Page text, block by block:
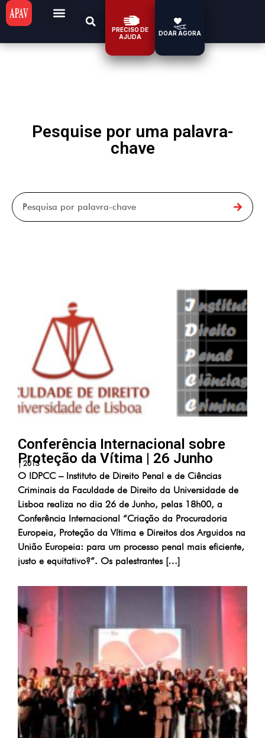
PRECISO DE
AJUDA
DOAR AGORA
Pesquise por uma palavra-
chave
Conferência Internacional sobre
Proteção da Vítima | 26 Junho
| 2013
O IDPCC – Instituto de Direito Penal e de Ciências
Criminais da Faculdade de Direito da Universidade de
Lisboa realiza no dia 26 de Junho, pelas 18h00, a
Conferência Internacional “Criação da Procuradoria
Europeia, Proteção da Vítima e Direitos dos Arguidos na
União Europeia: para um processo penal mais eficiente,
justo e equitativo?”. Os palestrantes […]